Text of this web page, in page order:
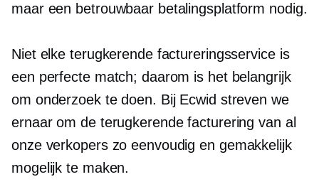
maar een betrouwbaar betalingsplatform nodig.
Niet elke terugkerende factureringsservice is
een perfecte match; daarom is het belangrijk
om onderzoek te doen. Bij Ecwid streven we
ernaar om de terugkerende facturering van al
onze verkopers zo eenvoudig en gemakkelijk
mogelijk te maken.